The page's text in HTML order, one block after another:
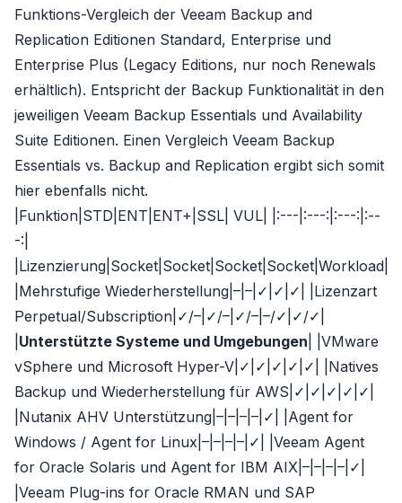
Funktions-Vergleich der Veeam Backup and
Replication Editionen Standard, Enterprise und
Enterprise Plus (Legacy Editions, nur noch Renewals
erhältlich). Entspricht der Backup Funktionalität in den
jeweiligen Veeam Backup Essentials und Availability
Suite Editionen. Einen Vergleich Veeam Backup
Essentials vs. Backup and Replication ergibt sich somit
hier ebenfalls nicht.
|Funktion| STD ENT ENT+ SSL VUL | |:---|:---:|:---:|:--
-:|
|Lizenzierung|Socket|Socket|Socket|Socket|Workload|
|Mehrstufige Wiederherstellung|–|–|✓|✓|✓| |Lizenzart
Perpetual/Subscription|✓/–|✓/–|✓/–|–/✓|✓/✓|
Unterstützte Systeme und Umgebungen | |VMware
vSphere und Microsoft Hyper-V|✓|✓|✓|✓|✓| |Natives
Backup und Wiederherstellung für AWS|✓|✓|✓|✓|✓|
|Nutanix AHV Unterstützung|–|–|–|–|✓| |Agent for
Windows / Agent for Linux|–|–|–|–|✓| |Veeam Agent
for Oracle Solaris und Agent for IBM AIX|–|–|–|–|✓|
|Veeam Plug-ins for Oracle RMAN und SAP